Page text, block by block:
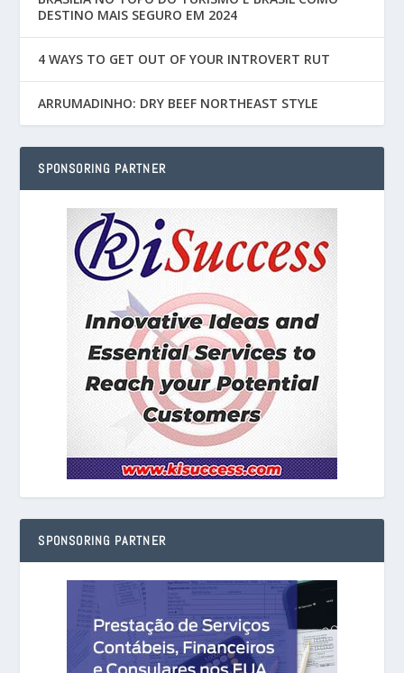
DESTINO MAIS SEGURO EM 2024
4 WAYS TO GET OUT OF YOUR INTROVERT RUT
ARRUMADINHO: DRY BEEF NORTHEAST STYLE
SPONSORING PARTNER
SPONSORING PARTNER